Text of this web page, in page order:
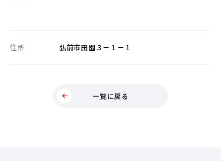
住所 弘前市田園３－１－１
一覧に戻る